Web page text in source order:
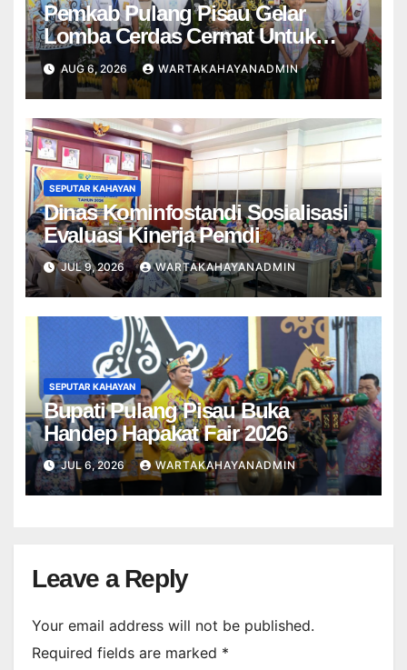
Pemkab Pulang Pisau Gelar
Lomba Cerdas Cermat Untuk
Pelajar
AUG 6, 2026 WARTAKAHAYANADMIN
SEPUTAR KAHAYAN
Dinas Kominfostandi Sosialisasi
Evaluasi Kinerja Pemdi
JUL 9, 2026 WARTAKAHAYANADMIN
SEPUTAR KAHAYAN
Bupati Pulang Pisau Buka
Handep Hapakat Fair 2026
JUL 6, 2026 WARTAKAHAYANADMIN
Leave a Reply
Your email address will not be published.
Required fields are marked *